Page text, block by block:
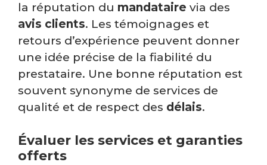
la réputation du mandataire via des
avis clients. Les témoignages et
retours d’expérience peuvent donner
une idée précise de la fiabilité du
prestataire. Une bonne réputation est
souvent synonyme de services de
qualité et de respect des délais.
Évaluer les services et garanties
offerts